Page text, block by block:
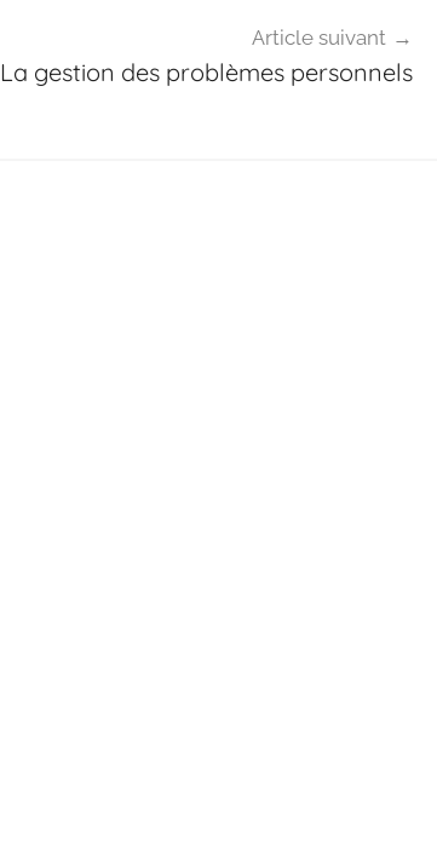
Article suivant
La gestion des problèmes personnels